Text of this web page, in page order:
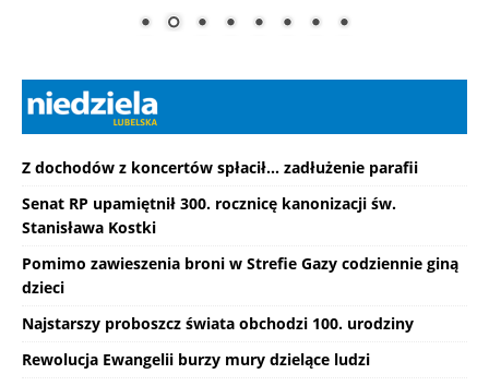
Z dochodów z koncertów spłacił... zadłużenie parafii
Senat RP upamiętnił 300. rocznicę kanonizacji św.
Stanisława Kostki
Pomimo zawieszenia broni w Strefie Gazy codziennie giną
dzieci
Najstarszy proboszcz świata obchodzi 100. urodziny
Rewolucja Ewangelii burzy mury dzielące ludzi